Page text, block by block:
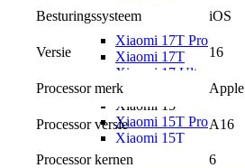
Xiaomi 17
Xiaomi 17T Pro
Xiaomi 17T
Xiaomi 17 Ultra
Xiaomi 17
Xiaomi 15
Xiaomi 15T Pro
Xiaomi 15T
Xiaomi Redmi
Besturingssysteem iOS
Versie 16
Processor merk Apple
Processor versie A16
Processor kernen 6